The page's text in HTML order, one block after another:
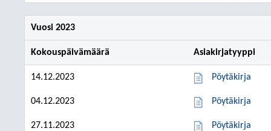
Vuosi 2023
Kokouspäivämäärä Asiakirjatyyppi
14.12.2023 Pöytäkirja
04.12.2023 Pöytäkirja
27.11.2023 Pöytäkirja